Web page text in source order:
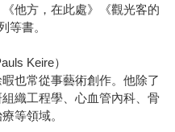
他方，在此處》《觀光客的
等書。
Keire）
也常從事藝術創作。他除了
織工程學、心血管內科、骨
等領域。